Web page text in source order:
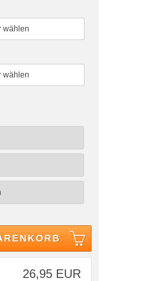
wählen
wählen
26,95 EUR